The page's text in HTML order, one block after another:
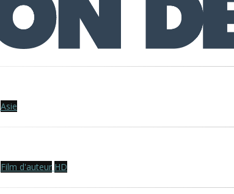
Asie
Film d'auteur HD